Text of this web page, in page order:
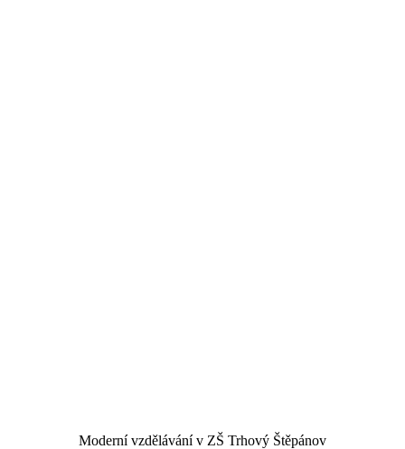
Moderní vzdělávání v ZŠ Trhový Štěpánov